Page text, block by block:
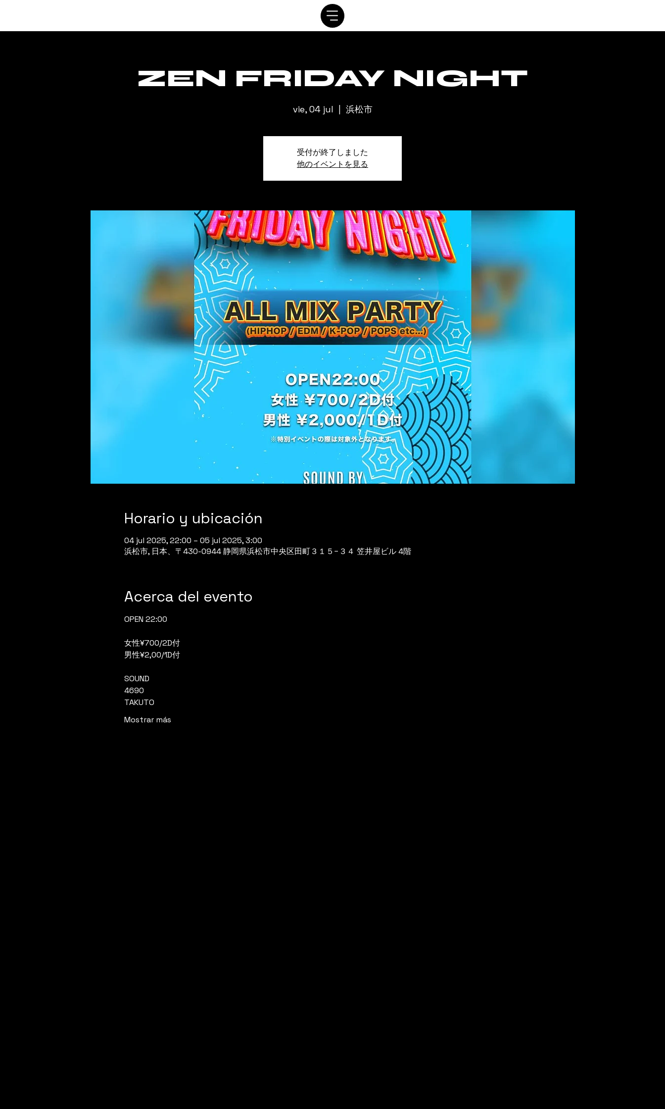
CRONOGRAMA personaje
ZEN FRIDAY NIGHT
vie, 04 jul 浜松市
受付が終了しました
他のイベントを見る
Horario y ubicación
04 jul 2025, 22:00 – 05 jul 2025, 3:00
浜松市, 日本、〒430-0944 静岡県浜松市中央区田町３１５−３４ 笠井屋ビル 4階
Acerca del evento
OPEN 22:00
女性¥700/2D付
男性¥2,00/1D付
SOUND
4690
TAKUTO
Mostrar más